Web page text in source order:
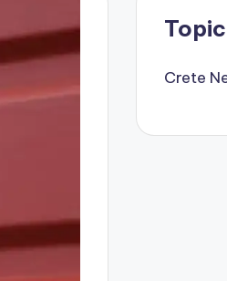
Crete